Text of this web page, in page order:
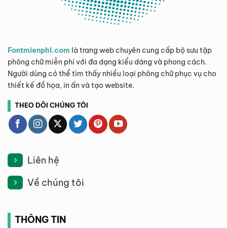
Fontmienphi.com là trang web chuyên cung cấp bộ sưu tập
phông chữ miễn phí với đa dạng kiểu dáng và phong cách.
Người dùng có thể tìm thấy nhiều loại phông chữ phục vụ cho
thiết kế đồ họa, in ấn và tạo website.
THEO DÕI CHÚNG TÔI
Liên hệ
Về chúng tôi
THÔNG TIN